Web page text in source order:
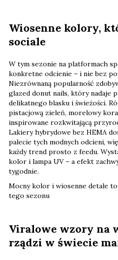
Wiosenne kolory,
sociale
W tym sezonie na platformach
konkretne odcienie – i nie bez
Niezrównaną popularność
glazed donut nails, który nadaje
delikatnego blasku i świeżości.
pistacjową zieleń, morelowy
inspirowane rozkwitającą
Lakiery hybrydowe bez HEMA
palecie tych modnych odcieni,
każdy trend prosto z feedu.
kolor i lampa UV – a efekt
tygodnie.
Mocny kolor i wiosenne detale
tego sezonu
Viralowe wzory na
rządzi w świecie